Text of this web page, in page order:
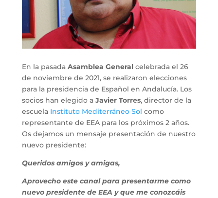
En la pasada Asamblea Generalcelebrada el 26
de noviembre de 2021, se realizaron elecciones
para la presidencia de Español en Andalucía. Los
socios han elegido a Javier Torres, director de la
escuela Instituto Mediterráneo Sol como
representante de EEA para los próximos 2 años.
Os dejamos un mensaje presentación de nuestro
nuevo presidente:
Queridos amigos y amigas,
Aprovecho este canal para presentarme como
nuevo presidente de EEA y que me conozcáis